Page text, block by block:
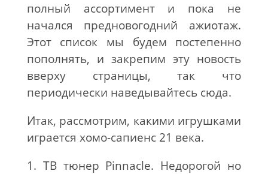
полный ассортимент и пока не
начался предновогодний ажиотаж.
Этот список мы будем постепенно
пополнять, и закрепим эту новость
вверху страницы, так что
периодически наведывайтесь сюда.
Итак, рассмотрим, какими игрушками
играется хомо-сапиенс 21 века.
1. ТВ тюнер Pinnacle. Недорогой но